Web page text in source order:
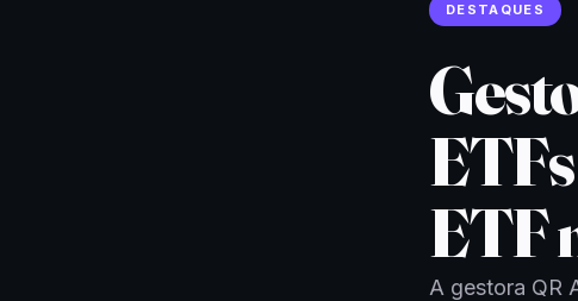
DESTAQUES
ETF
A gestora QR